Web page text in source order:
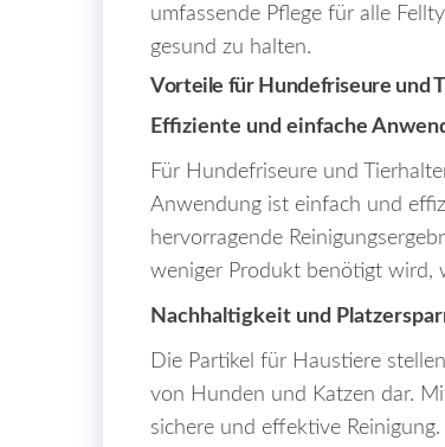
umfassende Pflege für alle
gesund zu halten.
Vorteile für Hundefriseure und
Effiziente und einfache
Für Hundefriseure und
Anwendung ist einfach und
hervorragende
weniger Produkt benötigt wird,
Nachhaltigkeit und
Die Partikel für Haustiere
von Hunden und Katzen dar.
sichere und effektive